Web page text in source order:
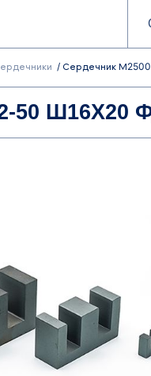
Сердечник
Ш16Х20